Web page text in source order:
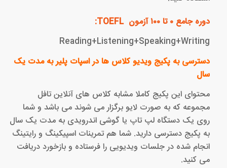
دوره جامع ۰ تا ۱۰۰ آزمون TOEFL:
Reading+Listening+Speaking+Writing
دسترسی به پکیج ویدیو کلاس ها در اسپات پلیر به مدت یک
سال
محتوای این پکیج کاملا مشابه کلاس های آنلاین تافل
مجموعه که به صورت لایو برگزار می شوند می باشد و شما
روی یک دستگاه لپ تاپ یا گوشی اندرویدی به مدت یک سال
به پکیج دسترسی دارید. شما هم تمرینات اسپیکینگ و رایتینگ
انجام شده در جلسات ویدیویی را فرستاده و بازخورد دریافت
می کنید.